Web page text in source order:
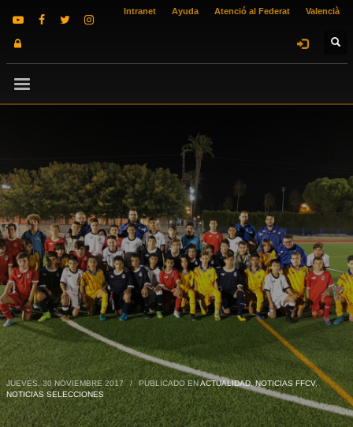
Intranet Ayuda Atenció al Federat Valencià
JUEVES, 30 NOVIEMBRE 2017 / PUBLICADO ENACTUALIDAD,NOTICIAS FFCV,
NOTICIAS SELECCIONES